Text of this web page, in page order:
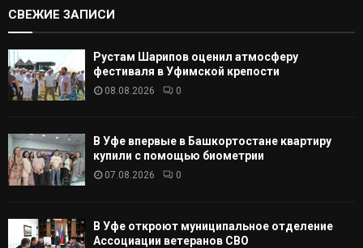
СВЕЖИЕ ЗАПИСИ
Рустам Шарипов оценил атмосферу
фестиваля в Уфимской крепости
08.08.2026 0
В Уфе впервые в Башкортостане квартиру
купили с помощью биометрии
07.08.2026 0
В Уфе откроют муниципальное отделение
Ассоциации ветеранов СВО